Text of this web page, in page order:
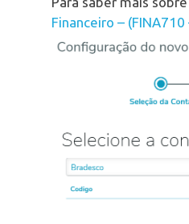
Financeiro – (FINA710